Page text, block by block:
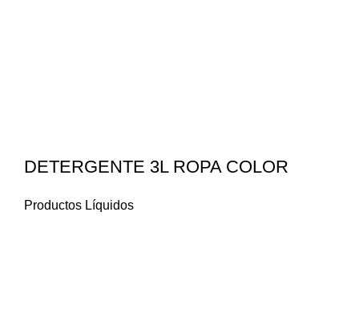
DETERGENTE 3L ROPA COLOR
Productos Líquidos